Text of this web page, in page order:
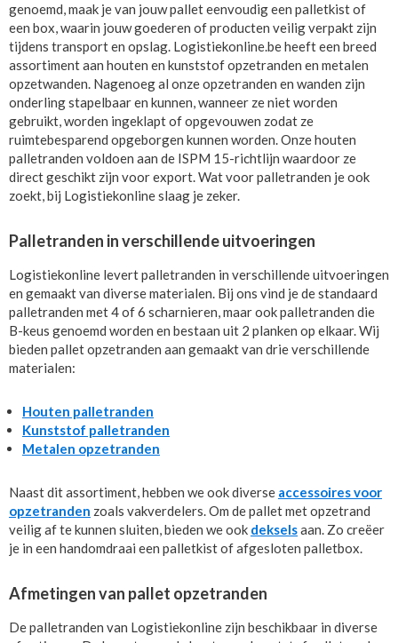
genoemd, maak je van jouw pallet eenvoudig een palletkist of
een box, waarin jouw goederen of producten veilig verpakt zijn
tijdens transport en opslag. Logistiekonline.be heeft een breed
assortiment aan houten en kunststof opzetranden en metalen
opzetwanden. Nagenoeg al onze opzetranden en wanden zijn
onderling stapelbaar en kunnen, wanneer ze niet worden
gebruikt, worden ingeklapt of opgevouwen zodat ze
ruimtebesparend opgeborgen kunnen worden. Onze houten
palletranden voldoen aan de ISPM 15-richtlijn waardoor ze
direct geschikt zijn voor export. Wat voor palletranden je ook
zoekt, bij Logistiekonline slaag je zeker.
Palletranden in verschillende uitvoeringen
Logistiekonline levert palletranden in verschillende uitvoeringen
en gemaakt van diverse materialen. Bij ons vind je de standaard
palletranden met 4 of 6 scharnieren, maar ook palletranden die
B-keus genoemd worden en bestaan uit 2 planken op elkaar. Wij
bieden pallet opzetranden aan gemaakt van drie verschillende
materialen:
Houten palletranden
Kunststof palletranden
Metalen opzetranden
Naast dit assortiment, hebben we ook diverse accessoires voor
opzetranden zoals vakverdelers. Om de pallet met opzetrand
veilig af te kunnen sluiten, bieden we ook dekselsaan. Zo creëer
je in een handomdraai een palletkist of afgesloten palletbox.
Afmetingen van pallet opzetranden
De palletranden van Logistiekonline zijn beschikbaar in diverse